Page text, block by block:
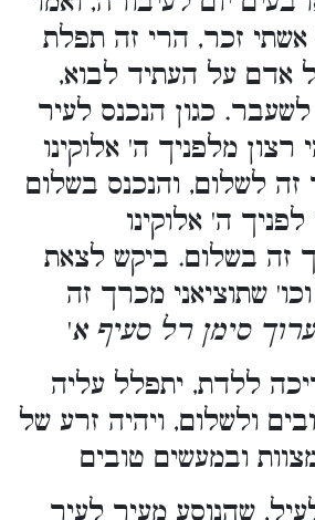
אשתי זכר, הרי זה תפלת
אדם על העתיד לבוא,
כגון הנכנס לעיר
רצון מלפניך ה' אלוקינו
זה לשלום, והנכנס בשלום
ה' אלוקינו
זה בשלום. ביקש לצאת
שתוציאני מכרך זה
סימן רל סעיף א'
ללדת, יתפלל עליה
ולשלום, ויהיה זרע של
ובמעשים טובים
שהנוסע מעיר לעיר